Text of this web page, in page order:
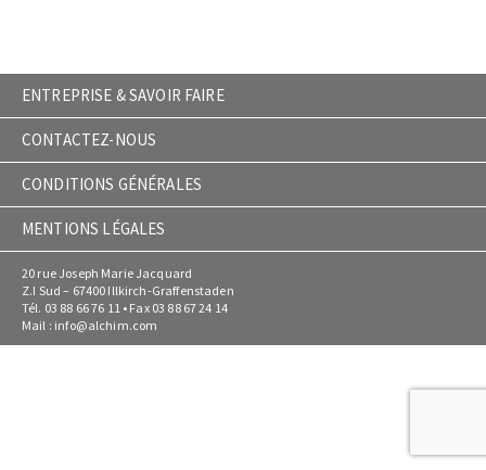
ENTREPRISE & SAVOIR FAIRE
CONTACTEZ-NOUS
CONDITIONS GÉNÉRALES
MENTIONS LÉGALES
20 rue Joseph Marie Jacquard
Z.I Sud – 67400 Illkirch-Graffenstaden
Tél. 03 88 66 76 11 • Fax 03 88 67 24 14
Mail : info@alchim.com